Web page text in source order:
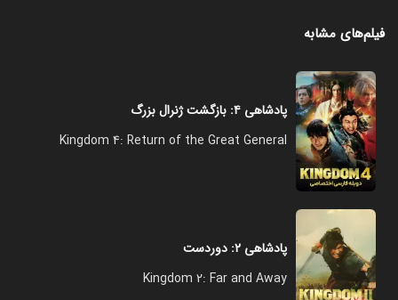
فیلم‌های مشابه
پادشاهی ۴: بازگشت ژنرال بزرگ
Kingdom 4: Return of the Great General
پادشاهی ۲: دوردست
Kingdom 2: Far and Away